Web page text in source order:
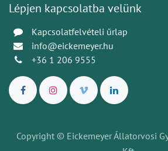
Lépjen kapcsolatba velünk
Kapcsolatfelvételi űrlap
info@eickemeyer.hu
+36 1 206 9555
Copyright © Eickemeyer Állatorvosi